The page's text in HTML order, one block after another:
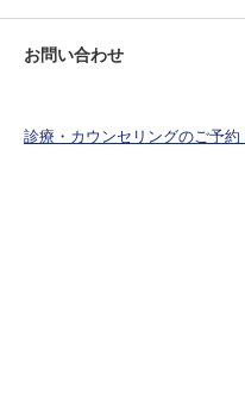
お問い合わせ
診療・カウンセリングのご予約